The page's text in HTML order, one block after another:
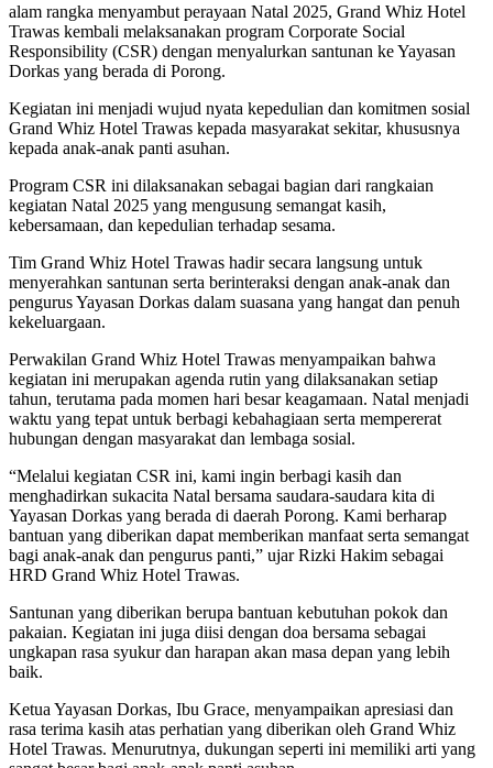
alam rangka menyambut perayaan Natal 2025, Grand Whiz Hotel
Trawas kembali melaksanakan program Corporate Social
Responsibility (CSR) dengan menyalurkan santunan ke Yayasan
Dorkas yang berada di Porong.
Kegiatan ini menjadi wujud nyata kepedulian dan komitmen sosial
Grand Whiz Hotel Trawas kepada masyarakat sekitar, khususnya
kepada anak-anak panti asuhan.
Program CSR ini dilaksanakan sebagai bagian dari rangkaian
kegiatan Natal 2025 yang mengusung semangat kasih,
kebersamaan, dan kepedulian terhadap sesama.
Tim Grand Whiz Hotel Trawas hadir secara langsung untuk
menyerahkan santunan serta berinteraksi dengan anak-anak dan
pengurus Yayasan Dorkas dalam suasana yang hangat dan penuh
kekeluargaan.
Perwakilan Grand Whiz Hotel Trawas menyampaikan bahwa
kegiatan ini merupakan agenda rutin yang dilaksanakan setiap
tahun, terutama pada momen hari besar keagamaan. Natal menjadi
waktu yang tepat untuk berbagi kebahagiaan serta mempererat
hubungan dengan masyarakat dan lembaga sosial.
“Melalui kegiatan CSR ini, kami ingin berbagi kasih dan
menghadirkan sukacita Natal bersama saudara-saudara kita di
Yayasan Dorkas yang berada di daerah Porong. Kami berharap
bantuan yang diberikan dapat memberikan manfaat serta semangat
bagi anak-anak dan pengurus panti,” ujar Rizki Hakim sebagai
HRD Grand Whiz Hotel Trawas.
Santunan yang diberikan berupa bantuan kebutuhan pokok dan
pakaian. Kegiatan ini juga diisi dengan doa bersama sebagai
ungkapan rasa syukur dan harapan akan masa depan yang lebih
baik.
Ketua Yayasan Dorkas, Ibu Grace, menyampaikan apresiasi dan
rasa terima kasih atas perhatian yang diberikan oleh Grand Whiz
Hotel Trawas. Menurutnya, dukungan seperti ini memiliki arti yang